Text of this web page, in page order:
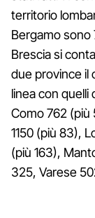
territorio
Bergamo sono
Brescia si
due province il
linea con quelli
Como 762 (più
1150 (più 83),
(più 163),
325, Varese